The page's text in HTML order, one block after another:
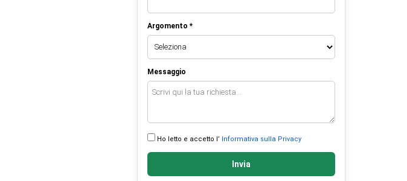
Argomento *
Messaggio
Ho letto e accetto l’ Informativa sulla Privacy
Invia